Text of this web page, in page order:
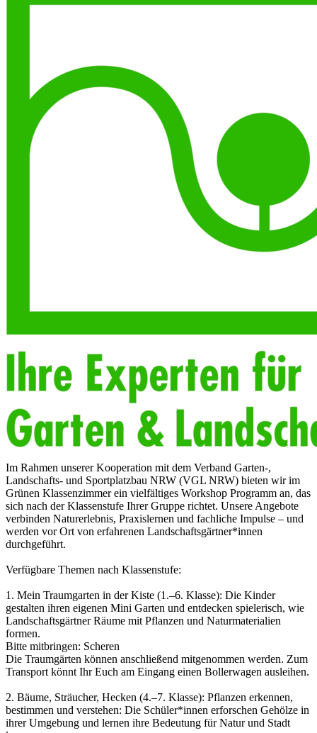
Im Rahmen unserer Kooperation mit dem Verband Garten-,
Landschafts- und Sportplatzbau NRW (VGL NRW) bieten wir im
Grünen Klassenzimmer ein vielfältiges Workshop Programm an, das
sich nach der Klassenstufe Ihrer Gruppe richtet. Unsere Angebote
verbinden Naturerlebnis, Praxislernen und fachliche Impulse – und
werden vor Ort von erfahrenen Landschaftsgärtner*innen
durchgeführt.
Verfügbare Themen nach Klassenstufe:
1. Mein Traumgarten in der Kiste (1.–6. Klasse): Die Kinder
gestalten ihren eigenen Mini Garten und entdecken spielerisch, wie
Landschaftsgärtner Räume mit Pflanzen und Naturmaterialien
formen.
Bitte mitbringen: Scheren
Die Traumgärten können anschließend mitgenommen werden. Zum
Transport könnt Ihr Euch am Eingang einen Bollerwagen ausleihen.
2. Bäume, Sträucher, Hecken (4.–7. Klasse): Pflanzen erkennen,
bestimmen und verstehen: Die Schüler*innen erforschen Gehölze in
ihrer Umgebung und lernen ihre Bedeutung für Natur und Stadt